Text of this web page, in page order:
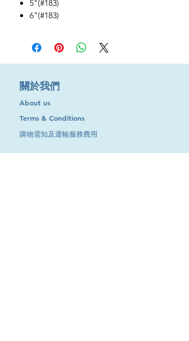
5"(#183)
6"(#183)
​關於我們
About us
Terms & Conditions
購物需知及運輸服務費用